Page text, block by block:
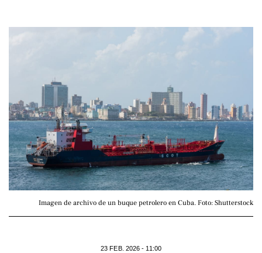
Imagen de archivo de un buque petrolero en Cuba. Foto: Shutterstock
23 FEB. 2026 - 11:00